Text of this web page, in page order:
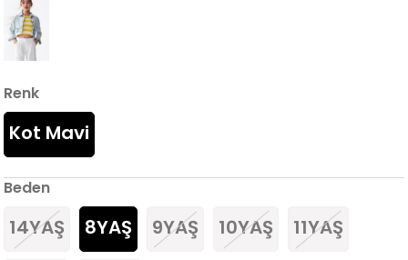
Renk
Kot Mavi
Beden
14YAŞ 8YAŞ 9YAŞ 10YAŞ 11YAŞ